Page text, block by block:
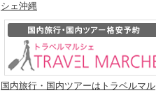
シェ沖縄
国内旅行・国内ツアーはトラベルマル